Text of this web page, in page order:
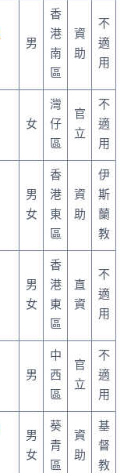
男
香
港
南
區
資
助
不
適
用
女
灣
仔
區
官
立
不
適
用
男
女
香
港
東
區
資
助
伊
斯
蘭
教
男
女
香
港
東
區
直
資
不
適
用
男
中
西
區
官
立
不
適
用
男
女
葵
青
區
資
助
基
督
教